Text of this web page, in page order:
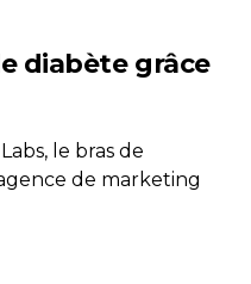
diabète grâce
le bras de
de marketing